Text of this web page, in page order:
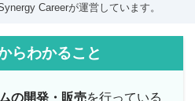
Careerが運営しています。
らわかること
の開発・販売を行っている